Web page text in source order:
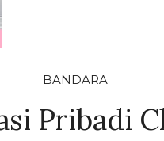
BANDARA
Pribadi